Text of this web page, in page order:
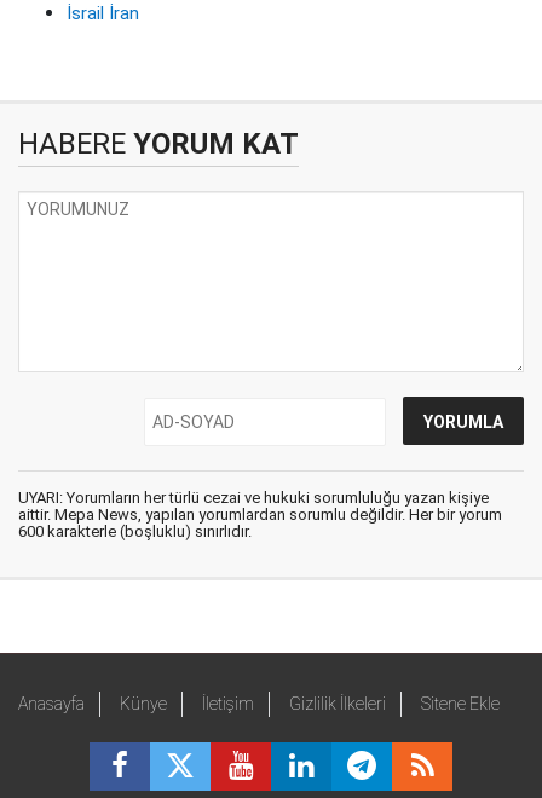
İsrail İran
HABERE YORUM KAT
UYARI: Yorumların her türlü cezai ve hukuki sorumluluğu yazan kişiye
aittir. Mepa News, yapılan yorumlardan sorumlu değildir. Her bir yorum
600 karakterle (boşluklu) sınırlıdır.
Anasayfa Künye İletişim Gizlilik İlkeleri Sitene Ekle